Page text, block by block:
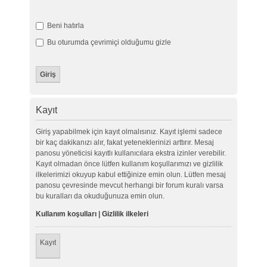
Beni hatırla
Bu oturumda çevrimiçi olduğumu gizle
Kayıt
Giriş yapabilmek için kayıt olmalısınız. Kayıt işlemi sadece
bir kaç dakikanızı alır, fakat yeteneklerinizi arttırır. Mesaj
panosu yöneticisi kayıtlı kullanıcılara ekstra izinler verebilir.
Kayıt olmadan önce lütfen kullanım koşullarımızı ve gizlilik
ilkelerimizi okuyup kabul ettiğinize emin olun. Lütfen mesaj
panosu çevresinde mevcut herhangi bir forum kuralı varsa
bu kuralları da okuduğunuza emin olun.
Kullanım koşulları| Gizlilik ilkeleri
Kayıt